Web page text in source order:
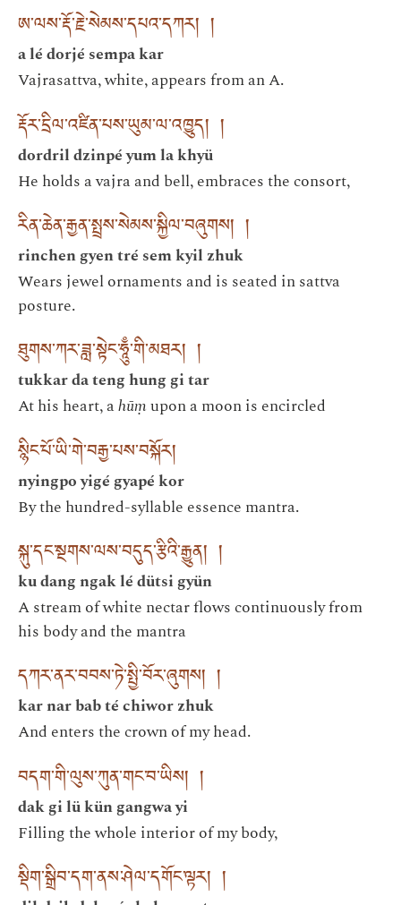
ཨ་ལས་རྡོ་རྗེ་སེམས་དཔའ་དཀར། །
a lé dorjé sempa kar
Vajrasattva, white, appears from an A.
རྡོར་དྲིལ་འཛིན་པས་ཡུམ་ལ་འཁྱུད། །
dordril dzinpé yum la khyü
He holds a vajra and bell, embraces the consort,
རིན་ཆེན་རྒྱན་སྤྲས་སེམས་སྐྱིལ་བཞུགས། །
rinchen gyen tré sem kyil zhuk
Wears jewel ornaments and is seated in sattva
posture.
ཐུགས་ཀར་ཟླ་སྟེང་ཧཱུྃ་གི་མཐར། །
tukkar da teng hung gi tar
At his heart, ahūṃupon a moon is encircled
སྙིང་པོ་ཡི་གེ་བརྒྱ་པས་བསྐོར།
nyingpo yigé gyapé kor
By the hundred-syllable essence mantra.
སྐུ་དང་སྔགས་ལས་བདུད་རྩིའི་རྒྱུན། །
ku dang ngak lé dütsi gyün
A stream of white nectar flows continuously from
his body and the mantra
དཀར་ནར་བབས་ཏེ་སྤྱི་བོར་ཞུགས། །
kar nar bab té chiwor zhuk
And enters the crown of my head.
བདག་གི་ལུས་ཀུན་གང་བ་ཡིས། །
dak gi lü kün gangwa yi
Filling the whole interior of my body,
སྡིག་སྒྲིབ་དག་ནས་ཤེལ་དགོང་ལྟར། །